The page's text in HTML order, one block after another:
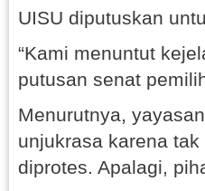
UISU diputuskan
“Kami menuntut
putusan senat
Menurutnya,
unjukrasa karena
diprotes. Apalagi,